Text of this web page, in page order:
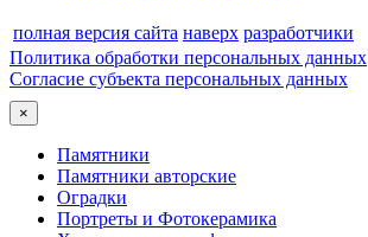
полная версия сайта наверх разработчики
Политика обработки персональных данных
Согласие субъекта персональных данных
×
Памятники
Памятники авторские
Оградки
Портреты и Фотокерамика